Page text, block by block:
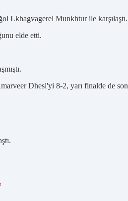
Lkhagvagerel Munkhtur ile karşılaştı.
elde etti.
Dhesi'yi 8-2, yarı finalde de